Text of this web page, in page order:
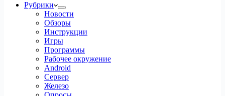
Рубрики
Новости
Обзоры
Инструкции
Игры
Программы
Рабочее окружение
Android
Сервер
Железо